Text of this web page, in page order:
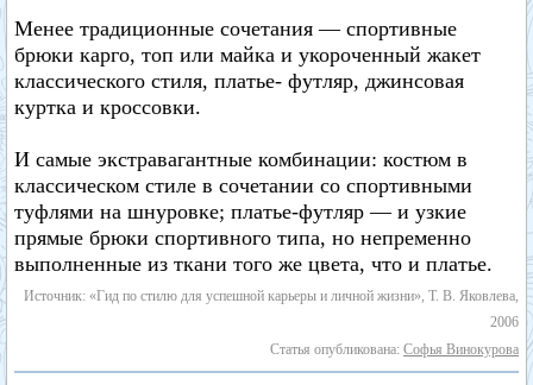
Менее традиционные сочетания — спортивные
брюки карго, топ или майка и укороченный жакет
классического стиля, платье- футляр, джинсовая
куртка и кроссовки.
И самые экстравагантные комбинации: костюм в
классическом стиле в сочетании со спортивными
туфлями на шнуровке; платье-футляр — и узкие
прямые брюки спортивного типа, но непременно
выполненные из ткани того же цвета, что и платье.
Источник: «Гид по стилю для успешной карьеры и личной жизни», Т. В. Яковлева,
2006
Статья опубликована: Софья Винокурова